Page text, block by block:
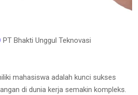
PT Bhakti Unggul Teknovasi
mahasiswa adalah kunci sukses
di dunia kerja semakin kompleks.